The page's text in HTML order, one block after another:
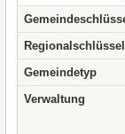
Regionalschlüssel
Gemeindetyp
Verwaltung